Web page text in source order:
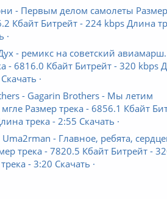
- Первым делом самолеты Размер
Кбайт Битрейт - 224 kbps Длина
·
- ремикс на советский авиамарш.
- 6816.0 Кбайт Битрейт - 320 kbps
·
- Gagarin Brothers - Мы летим
Размер трека - 6856.1 Кбайт
трека - 2:55 Скачать ·
- Главное, ребята,
трека - 7820.5 Кбайт Битрейт -
- 3:20 Скачать ·